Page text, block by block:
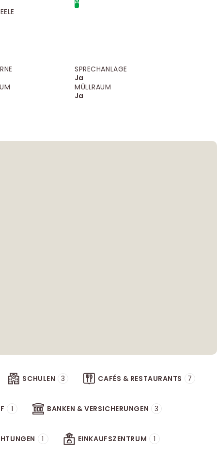
SPRECHANLAGE
Ja
MÜLLRAUM
Ja
SCHULEN 3 CAFÉS & RESTAURANTS 7
1 BANKEN & VERSICHERUNGEN 3
1 EINKAUFSZENTRUM 1